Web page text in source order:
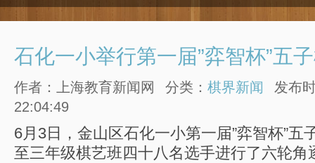
石化一小举行第一届”弈智杯”五
作者：上海教育新闻网 分类： 棋界新闻
发布
22:04:49
6月3日，金山区石化一小第一届”弈智杯”五
至三年级棋艺班四十八名选手进行了六轮角